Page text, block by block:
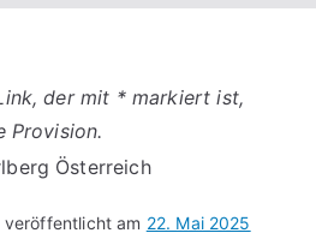
der mit * markiert ist,
Provision.
veröffentlicht am 22. Mai 2025